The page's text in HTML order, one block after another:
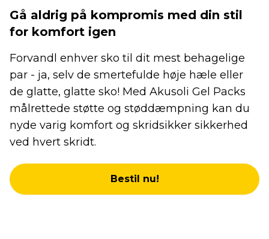
Gå aldrig på kompromis med din stil
for komfort igen
Forvandl enhver sko til dit mest behagelige
par - ja, selv de smertefulde høje hæle eller
de glatte, glatte sko! Med Akusoli Gel Packs
målrettede støtte og støddæmpning kan du
nyde varig komfort og skridsikker sikkerhed
ved hvert skridt.
Bestil nu!